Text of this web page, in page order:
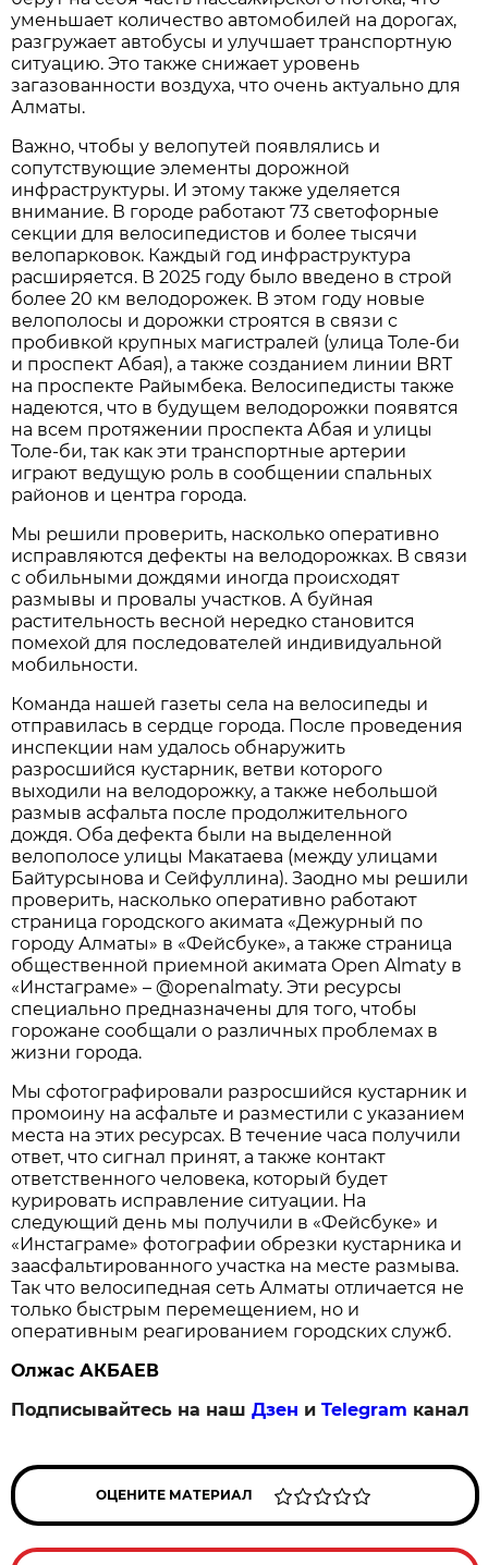
уменьшает количество автомобилей на дорогах,
разгружает автобусы и улучшает транспортную
ситуацию. Это также снижает уровень
загазованности воздуха, что очень актуально для
Алматы.
Важно, чтобы у велопутей появлялись и
сопутствующие элементы дорожной
инфраструктуры. И этому также уделяется
внимание. В городе работают 73 светофорные
секции для велосипедистов и более тысячи
велопарковок. Каждый год инфраструктура
расширяется. В 2025 году было введено в строй
более 20 км велодорожек. В этом году новые
велополосы и дорожки строятся в связи с
пробивкой крупных магистралей (улица Толе-би
и проспект Абая), а также созданием линии BRT
на проспекте Райымбека. Велосипедисты также
надеются, что в будущем велодорожки появятся
на всем протяжении проспекта Абая и улицы
Толе-би, так как эти транспортные артерии
играют ведущую роль в сообщении спальных
районов и центра города.
Мы решили проверить, насколько оперативно
исправляются дефекты на велодорожках. В связи
с обильными дождями иногда происходят
размывы и провалы участков. А буйная
растительность весной нередко становится
помехой для последователей индивидуальной
мобильности.
Команда нашей газеты села на велосипеды и
отправилась в сердце города. После проведения
инспекции нам удалось обнаружить
разросшийся кустарник, ветви которого
выходили на велодорожку, а также небольшой
размыв асфальта после продолжительного
дождя. Оба дефекта были на выделенной
велополосе улицы Макатаева (между улицами
Байтурсынова и Сейфуллина). Заодно мы решили
проверить, насколько оперативно работают
страница городского акимата «Дежурный по
городу Алматы» в «Фейсбуке», а также страница
общественной приемной акимата Open Almaty в
«Инстаграме» – @openalmaty. Эти ресурсы
специально предназначены для того, чтобы
горожане сообщали о различных проблемах в
жизни города.
Мы сфотографировали разросшийся кустарник и
промоину на асфальте и разместили с указанием
места на этих ресурсах. В течение часа получили
ответ, что сигнал принят, а также контакт
ответственного человека, который будет
курировать исправление ситуации. На
следующий день мы получили в «Фейсбуке» и
«Инстаграме» фотографии обрезки кустарника и
заасфальтированного участка на месте размыва.
Так что велосипедная сеть Алматы отличается не
только быстрым перемещением, но и
оперативным реагированием городских служб.
Олжас АКБАЕВ
Подписывайтесь на нашДзен иTelegram канал
ОЦЕНИТЕ МАТЕРИАЛ